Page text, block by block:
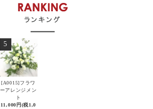
5
[A0015]フラワ
ーアレンジメン
ト
11,000円(税1,0